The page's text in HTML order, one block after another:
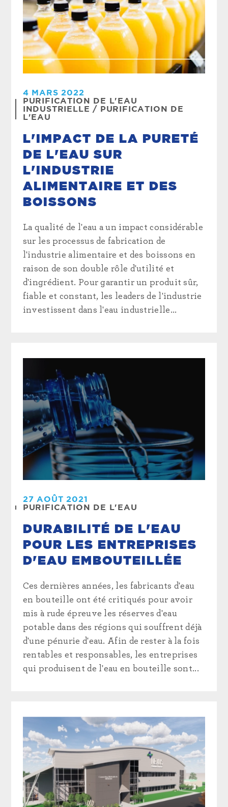
4 MARS 2022
PURIFICATION DE L'EAU
INDUSTRIELLE /
PURIFICATION DE
L'EAU
L'IMPACT DE LA PURETÉ
DE L'EAU SUR
L'INDUSTRIE
ALIMENTAIRE ET DES
BOISSONS
La qualité de l'eau a un impact considérable
sur les processus de fabrication de
l'industrie alimentaire et des boissons en
raison de son double rôle d'utilité et
d'ingrédient. Pour garantir un produit sûr,
fiable et constant, les leaders de l'industrie
investissent dans l'eau industrielle...
27 AOÛT 2021
PURIFICATION DE L'EAU
DURABILITÉ DE L'EAU
POUR LES ENTREPRISES
D'EAU EMBOUTEILLÉE
Ces dernières années, les fabricants d'eau
en bouteille ont été critiqués pour avoir
mis à rude épreuve les réserves d'eau
potable dans des régions qui souffrent déjà
d'une pénurie d'eau. Afin de rester à la fois
rentables et responsables, les entreprises
qui produisent de l'eau en bouteille sont...